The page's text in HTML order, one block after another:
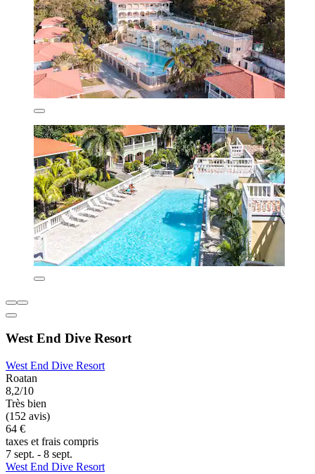
West End Dive Resort
West End Dive Resort
Roatan
8,2/10
Très bien
(152 avis)
64 €
taxes et frais compris
7 sept. - 8 sept.
West End Dive Resort